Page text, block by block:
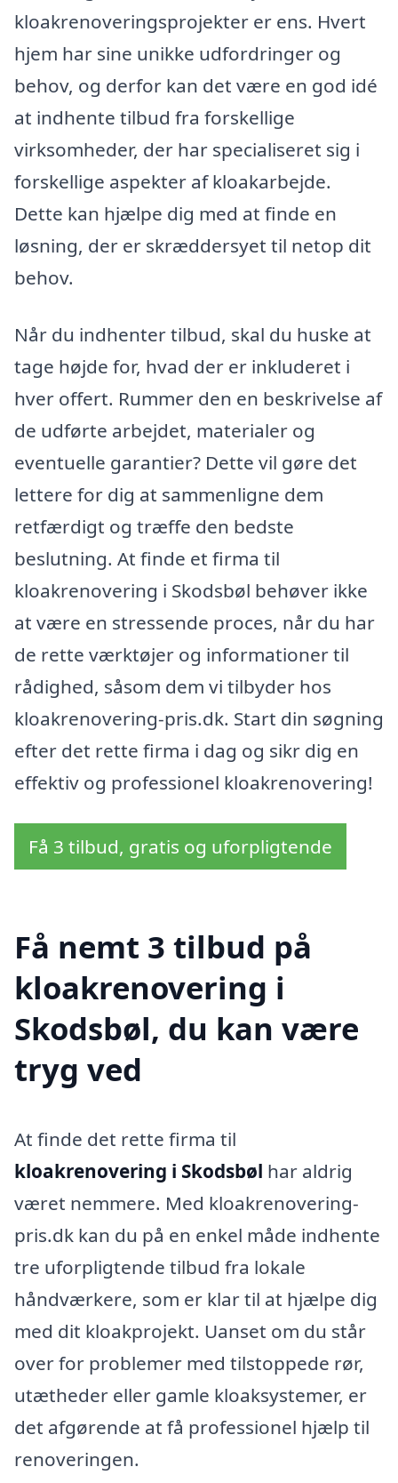
kloakrenoveringsprojekter er ens. Hvert
hjem har sine unikke udfordringer og
behov, og derfor kan det være en god idé
at indhente tilbud fra forskellige
virksomheder, der har specialiseret sig i
forskellige aspekter af kloakarbejde.
Dette kan hjælpe dig med at finde en
løsning, der er skræddersyet til netop dit
behov.
Når du indhenter tilbud, skal du huske at
tage højde for, hvad der er inkluderet i
hver offert. Rummer den en beskrivelse af
de udførte arbejdet, materialer og
eventuelle garantier? Dette vil gøre det
lettere for dig at sammenligne dem
retfærdigt og træffe den bedste
beslutning. At finde et firma til
kloakrenovering i Skodsbøl behøver ikke
at være en stressende proces, når du har
de rette værktøjer og informationer til
rådighed, såsom dem vi tilbyder hos
kloakrenovering-pris.dk. Start din søgning
efter det rette firma i dag og sikr dig en
effektiv og professionel kloakrenovering!
Få 3 tilbud, gratis og uforpligtende
Få nemt 3 tilbud på
kloakrenovering i
Skodsbøl, du kan være
tryg ved
At finde det rette firma til
kloakrenovering i Skodsbøl har aldrig
været nemmere. Med kloakrenovering-
pris.dk kan du på en enkel måde indhente
tre uforpligtende tilbud fra lokale
håndværkere, som er klar til at hjælpe dig
med dit kloakprojekt. Uanset om du står
over for problemer med tilstoppede rør,
utætheder eller gamle kloaksystemer, er
det afgørende at få professionel hjælp til
renoveringen.